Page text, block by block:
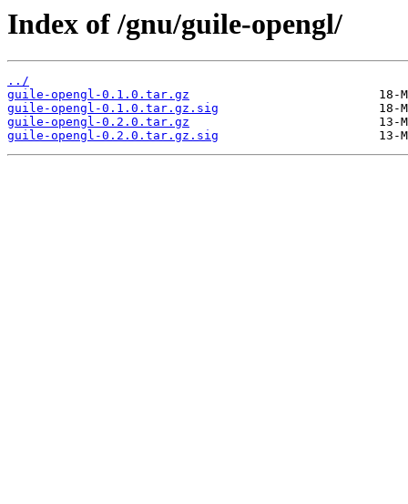
Index of /gnu/guile-opengl/
../
guile-opengl-0.1.0.tar.gz
guile-opengl-0.1.0.tar.gz.sig
guile-opengl-0.2.0.tar.gz
guile-opengl-0.2.0.tar.gz.sig